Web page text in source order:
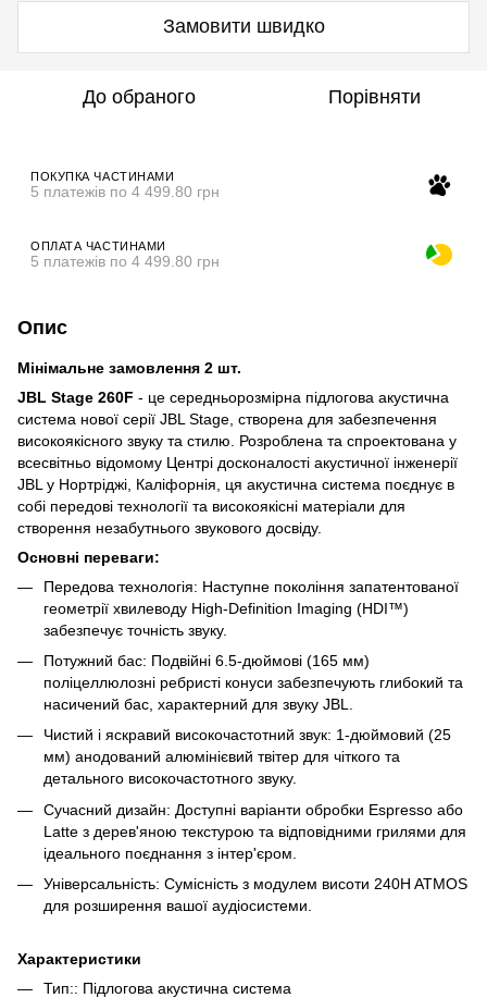
Замовити швидко
До обраного Порівняти
ПОКУПКА ЧАСТИНАМИ
5 платежів по 4 499.80 грн
ОПЛАТА ЧАСТИНАМИ
5 платежів по 4 499.80 грн
Опис
Мінімальне замовлення 2 шт.
JBL Stage 260F - це середньорозмірна підлогова акустична
система нової серії JBL Stage, створена для забезпечення
високоякісного звуку та стилю. Розроблена та спроектована у
всесвітньо відомому Центрі досконалості акустичної інженерії
JBL у Нортріджі, Каліфорнія, ця акустична система поєднує в
собі передові технології та високоякісні матеріали для
створення незабутнього звукового досвіду.
Основні переваги:
Передова технологія: Наступне покоління запатентованої
геометрії хвилеводу High-Definition Imaging (HDI™)
забезпечує точність звуку.
Потужний бас: Подвійні 6.5-дюймові (165 мм)
поліцеллюлозні ребристі конуси забезпечують глибокий та
насичений бас, характерний для звуку JBL.
Чистий і яскравий високочастотний звук: 1-дюймовий (25
мм) анодований алюмінієвий твітер для чіткого та
детального високочастотного звуку.
Сучасний дизайн: Доступні варіанти обробки Espresso або
Latte з дерев'яною текстурою та відповідними грилями для
ідеального поєднання з інтер'єром.
Універсальність: Сумісність з модулем висоти 240H ATMOS
для розширення вашої аудіосистеми.
Характеристики
Тип:: Підлогова акустична система